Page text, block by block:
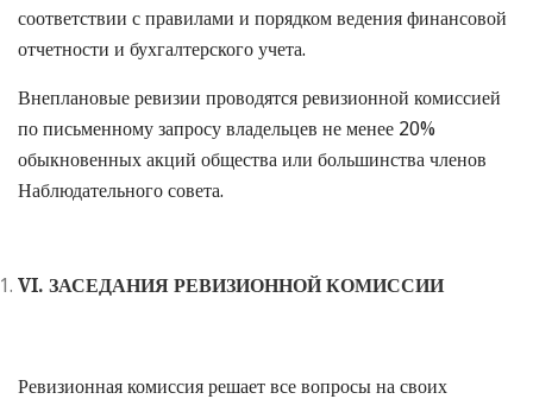
соответствии с правилами и порядком ведения финансовой
отчетности и бухгалтерского учета.
Внеплановые ревизии проводятся ревизионной комиссией
по письменному запросу владельцев не менее 20%
обыкновенных акций общества или большинства членов
Наблюдательного совета.
VI. ЗАСЕДАНИЯ РЕВИЗИОННОЙ КОМИССИИ
Ревизионная комиссия решает все вопросы на своих